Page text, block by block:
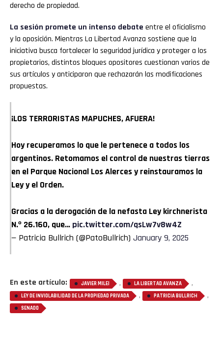
derecho de propiedad.
La sesión promete un intenso debate entre el oficialismo
y la oposición. Mientras La Libertad Avanza sostiene que la
iniciativa busca fortalecer la seguridad jurídica y proteger a los
propietarios, distintos bloques opositores cuestionan varios de
sus artículos y anticiparon que rechazarán las modificaciones
propuestas.
¡LOS TERRORISTAS MAPUCHES, AFUERA!
Hoy recuperamos lo que le pertenece a todos los
argentinos. Retomamos el control de nuestras tierras
en el Parque Nacional Los Alerces y reinstauramos la
Ley y el Orden.
Gracias a la derogación de la nefasta Ley kirchnerista
N.º 26.160, que… pic.twitter.com/qsLw7v8w4Z
— Patricia Bullrich (@PatoBullrich) January 9, 2025
En este artículo: JAVIER MILEI , LA LIBERTAD AVANZA ,
LEY DE INVIOLABILIDAD DE LA PROPIEDAD PRIVADA , PATRICIA BULLRICH ,
SENADO